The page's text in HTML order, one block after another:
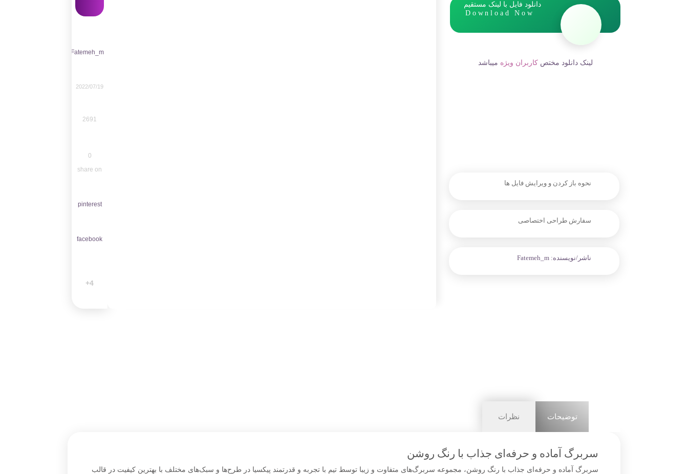
دانلود فایل با لینک مستقیم
Download Now
لینک دانلود مختصکاربران ویژه میباشد
نحوه باز کردن و ویرایش فایل ها
سفارش طراحی اختصاصی
ناشر/نویسنده: Fatemeh_m
Fatemeh_m
2022/07/19
2691
0
share on
pinterest
facebook
4+
توضیحات نظرات
سربرگ آماده و حرفه‌ای جذاب با رنگ روشن
سربرگ آماده و حرفه‌ای جذاب با رنگ روشن، مجموعه سربرگ‌های متفاوت و زیبا توسط تیم با تجربه و قدرتمند پیکسیا در طرح‌ها و سبک‌های مختلف با بهترین کیفیت در قالب